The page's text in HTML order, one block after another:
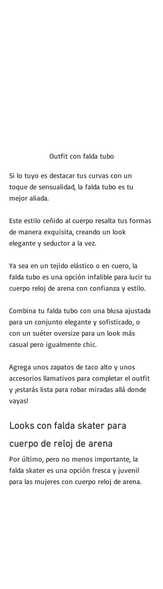
Outfit con falda tubo
Si lo tuyo es destacar tus curvas con un
toque de sensualidad, la falda tubo es tu
mejor aliada.
Este estilo ceñido al cuerpo resalta tus formas
de manera exquisita, creando un look
elegante y seductor a la vez.
Ya sea en un tejido elástico o en cuero, la
falda tubo es una opción infalible para lucir tu
cuerpo reloj de arena con confianza y estilo.
Combina tu falda tubo con una blusa ajustada
para un conjunto elegante y sofisticado, o
con un suéter oversize para un look más
casual pero igualmente chic.
Agrega unos zapatos de taco alto y unos
accesorios llamativos para completar el outfit
y ¡estarás lista para robar miradas allá donde
vayas!
Looks con falda skater para
cuerpo de reloj de arena
Por último, pero no menos importante, la
falda skater es una opción fresca y juvenil
para las mujeres con cuerpo reloj de arena.